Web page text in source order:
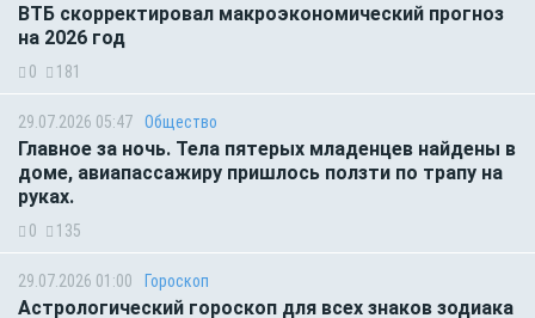
ВТБ скорректировал макроэкономический прогноз
на 2026 год
0 181
29.07.2026 05:47 Общество
Главное за ночь. Тела пятерых младенцев найдены в
доме, авиапассажиру пришлось ползти по трапу на
руках.
0 135
29.07.2026 01:00 Гороскоп
Астрологический гороскоп для всех знаков зодиака